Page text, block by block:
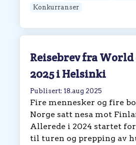
Konkurranser
Reisebrev fra World
2025 i Helsinki
Publisert: 18.aug 2025
Fire mennesker og fire
Norge satt nesa mot
Allerede i 2024 startet
til turen og prepping av